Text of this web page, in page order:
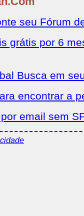
seu Fórum
grátis por 6
Busca em
encontrar a
email sem